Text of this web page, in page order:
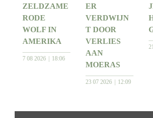
ZELDZAME
RODE
WOLF IN
AMERIKA
7 08 2026 18:06
ER
VERDWIJN
T DOOR
VERLIES
AAN
MOERAS
23 07 2026 12:09